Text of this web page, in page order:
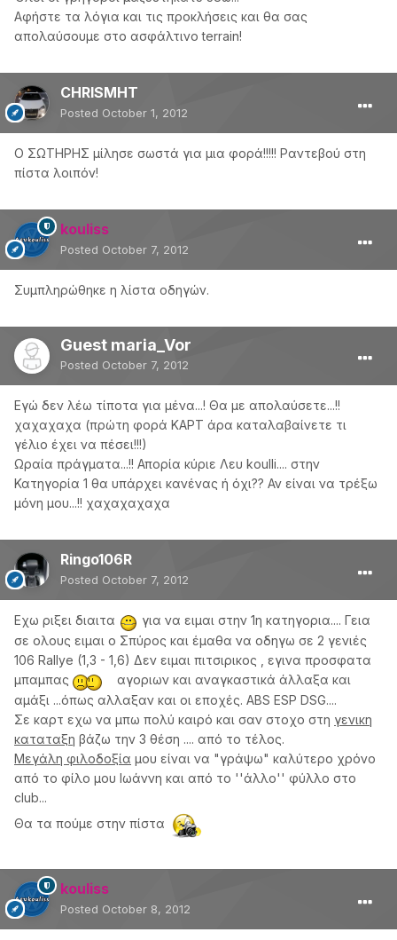
Αφήστε τα λόγια και τις προκλήσεις και θα σας
απολαύσουμε στο ασφάλτινο terrain!
CHRISMHT
Posted October 1, 2012
Ο ΣΩΤΗΡΗΣ μίλησε σωστά για μια φορά!!!!! Ραντεβού στη
πίστα λοιπόν!
kouliss
Posted October 7, 2012
Συμπληρώθηκε η λίστα οδηγών.
Guest maria_Vor
Posted October 7, 2012
Εγώ δεν λέω τίποτα για μένα...! Θα με απολαύσετε...!!
χαχαχαχα (πρώτη φορά ΚΑΡΤ άρα καταλαβαίνετε τι
γέλιο έχει να πέσει!!!)
Ωραία πράγματα...!! Απορία κύριε Λευ koulli.... στην
Κατηγορία 1 θα υπάρχει κανένας ή όχι?? Αν είναι να τρέξω
μόνη μου...!! χαχαχαχαχα
Ringo106R
Posted October 7, 2012
Εχω ριξει διαιτα
για να ειμαι στην 1η κατηγορια.... Γεια
σε ολους ειμαι ο Σπύρος και έμαθα να οδηγω σε 2 γενιές
106 Rallye (1,3 - 1,6) Δεν ειμαι πιτσιρικος , εγινα προσφατα
μπαμπας
αγοριων και αναγκαστικά άλλαξα και
αμάξι ...όπως αλλαξαν και οι εποχές. ΑΒS ESP DSG....
Σε καρτ εχω να μπω πολύ καιρό και σαν στοχο στη γενικη
καταταξη βάζω την 3 θέση .... από το τέλος.
Μεγάλη φιλοδοξία μου είναι να "γράψω" καλύτερο χρόνο
από το φίλο μου Ιωάννη και από το ''άλλο'' φύλλο στο
club...
Θα τα πούμε στην πίστα
kouliss
Posted October 8, 2012